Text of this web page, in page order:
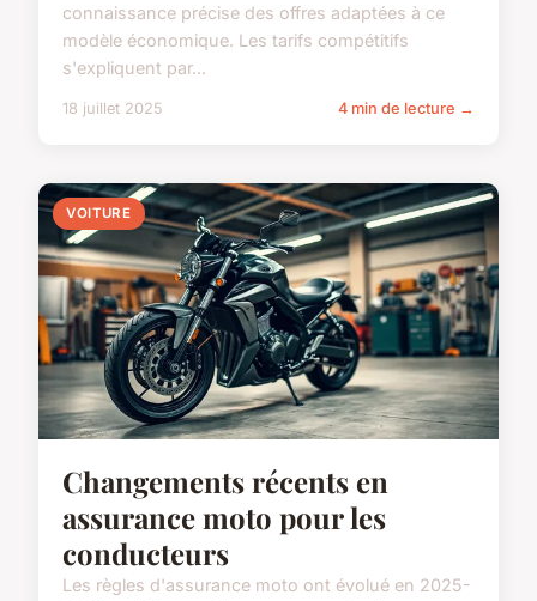
connaissance précise des offres adaptées à ce
modèle économique. Les tarifs compétitifs
s'expliquent par...
18 juillet 2025 4 min de lecture →
VOITURE
Changements récents en
assurance moto pour les
conducteurs
Les règles d'assurance moto ont évolué en 2025-